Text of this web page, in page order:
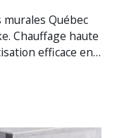
Québec
Chauffage haute
efficace en